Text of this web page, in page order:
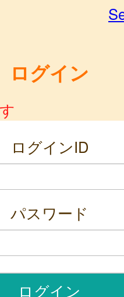
ログイン
ログインID
パスワード